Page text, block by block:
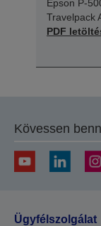
Epson P-
Travelpack
PDF
Kövessen
Ügyfélszolgálat